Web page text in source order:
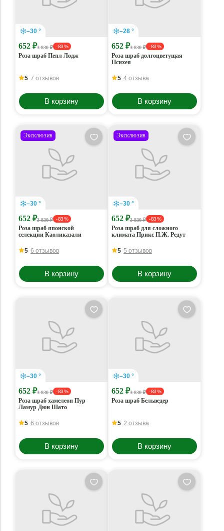
–30 °
652 ₽3 830 ₽ - 83 %
Роза шраб Пепл Лодж
5 7 отзывов
В корзину
–28 °
652 ₽3 830 ₽ - 83 %
Роза шраб долгоцветущая
Психея
5 4 отзыва
В корзину
Эксклюзив
–30 °
652 ₽3 830 ₽ - 83 %
Роза шраб японской
селекции Каоликазали
5 6 отзывов
В корзину
Эксклюзив
–30 °
652 ₽3 830 ₽ - 83 %
Роза шраб для сложного
климата Прикс П.Ж. Редут
5 5 отзывов
В корзину
–30 °
652 ₽3 830 ₽ - 83 %
Роза шраб хамелеон Пур
Ламур Дюн Шато
5 6 отзывов
В корзину
–30 °
652 ₽3 830 ₽ - 83 %
Роза шраб Бельведер
5 2 отзыва
В корзину